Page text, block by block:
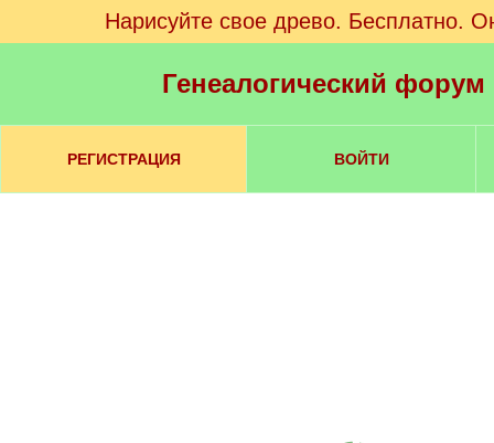
Нарисуйте свое древо. Бесплатно.
Генеалогический
РЕГИСТРАЦИЯ ВОЙТИ